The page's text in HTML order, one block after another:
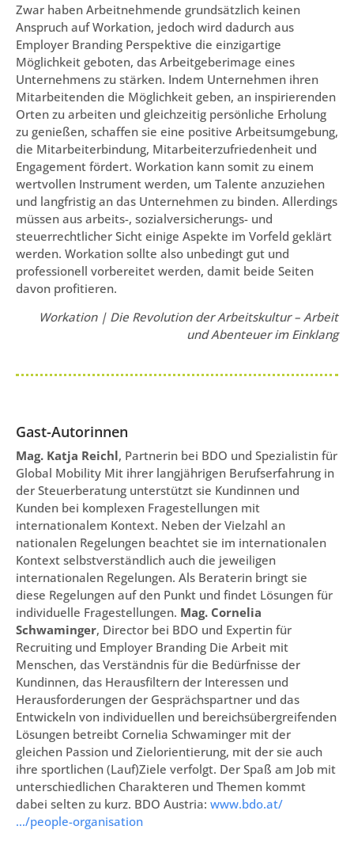
Zwar haben Arbeitnehmende grundsätzlich keinen
Anspruch auf Workation, jedoch wird dadurch aus
Employer Branding Perspektive die einzigartige
Möglichkeit geboten, das Arbeitgeberimage eines
Unternehmens zu stärken. Indem Unternehmen ihren
Mitarbeitenden die Möglichkeit geben, an inspirierenden
Orten zu arbeiten und gleichzeitig persönliche Erholung
zu genießen, schaffen sie eine positive Arbeitsumgebung,
die Mitarbeiterbindung, Mitarbeiterzufriedenheit und
Engagement fördert. Workation kann somit zu einem
wertvollen Instrument werden, um Talente anzuziehen
und langfristig an das Unternehmen zu binden. Allerdings
müssen aus arbeits-, sozialversicherungs- und
steuerrechtlicher Sicht einige Aspekte im Vorfeld geklärt
werden. Workation sollte also unbedingt gut und
professionell vorbereitet werden, damit beide Seiten
davon profitieren.
Workation | Die Revolution der Arbeitskultur – Arbeit
und Abenteuer im Einklang
Gast-Autorinnen
Mag. Katja Reichl, Partnerin bei BDO und Spezialistin für
Global Mobility Mit ihrer langjährigen Berufserfahrung in
der Steuerberatung unterstützt sie Kundinnen und
Kunden bei komplexen Fragestellungen mit
internationalem Kontext. Neben der Vielzahl an
nationalen Regelungen beachtet sie im internationalen
Kontext selbstverständlich auch die jeweiligen
internationalen Regelungen. Als Beraterin bringt sie
diese Regelungen auf den Punkt und findet Lösungen für
individuelle Fragestellungen. Mag. Cornelia
Schwaminger, Director bei BDO und Expertin für
Recruiting und Employer Branding Die Arbeit mit
Menschen, das Verständnis für die Bedürfnisse der
Kundinnen, das Herausfiltern der Interessen und
Herausforderungen der Gesprächspartner und das
Entwickeln von individuellen und bereichsübergreifenden
Lösungen betreibt Cornelia Schwaminger mit der
gleichen Passion und Zielorientierung, mit der sie auch
ihre sportlichen (Lauf)Ziele verfolgt. Der Spaß am Job mit
unterschiedlichen Charakteren und Themen kommt
dabei selten zu kurz. BDO Austria: www.bdo.at/
…/people-organisation